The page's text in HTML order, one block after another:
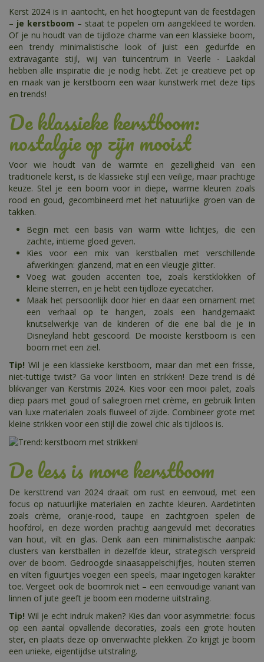
Kerst 2024 is in aantocht, en het hoogtepunt van de feestdagen
– je kerstboom – staat te popelen om aangekleed te worden.
Of je nu houdt van de tijdloze charme van een klassieke boom,
een trendy minimalistische look of juist een gedurfde en
extravagante stijl, wij van tuincentrum in Veerle - Laakdal
hebben alle inspiratie die je nodig hebt. Zet je creatieve pet op
en maak van je kerstboom een waar kunstwerk met deze tips
en trends!
De klassieke kerstboom:
nostalgie op zijn mooist
Voor wie houdt van de warmte en gezelligheid van een
traditionele kerst, is de klassieke stijl een veilige, maar prachtige
keuze. Stel je een boom voor in diepe, warme kleuren zoals
rood en goud, gecombineerd met het natuurlijke groen van de
takken.
Begin met een basis van warm witte lichtjes, die een
zachte, intieme gloed geven.
Kies voor een mix van kerstballen met verschillende
afwerkingen: glanzend, mat en een vleugje glitter.
Voeg wat gouden accenten toe, zoals kerstklokken of
kleine sterren, en je hebt een tijdloze eyecatcher.
Maak het persoonlijk door hier en daar een ornament met
een verhaal op te hangen, zoals een handgemaakt
knutselwerkje van de kinderen of die ene bal die je in
Disneyland hebt gescoord. De mooiste kerstboom is een
boom met een ziel.
Tip! Wil je een klassieke kerstboom, maar dan met een frisse,
niet-tuttige twist? Ga voor linten en strikken! Deze trend is dé
blikvanger van Kerstmis 2024. Kies voor een mooi palet, zoals
diep paars met goud of saliegroen met crème, en gebruik linten
van luxe materialen zoals fluweel of zijde. Combineer grote met
kleine strikken voor een stijl die zowel chic als tijdloos is.
De less is more kerstboom
De kersttrend van 2024 draait om rust en eenvoud, met een
focus op natuurlijke materialen en zachte kleuren. Aardetinten
zoals crème, oranje-rood, taupe en zachtgroen spelen de
hoofdrol, en deze worden prachtig aangevuld met decoraties
van hout, vilt en glas. Denk aan een minimalistische aanpak:
clusters van kerstballen in dezelfde kleur, strategisch verspreid
over de boom. Gedroogde sinaasappelschijfjes, houten sterren
en vilten figuurtjes voegen een speels, maar ingetogen karakter
toe. Vergeet ook de boomrok niet – een eenvoudige variant van
linnen of jute geeft je boom een moderne uitstraling.
Tip! Wil je echt indruk maken? Kies dan voor asymmetrie: focus
op een aantal opvallende decoraties, zoals een grote houten
ster, en plaats deze op onverwachte plekken. Zo krijgt je boom
een unieke, eigentijdse uitstraling.